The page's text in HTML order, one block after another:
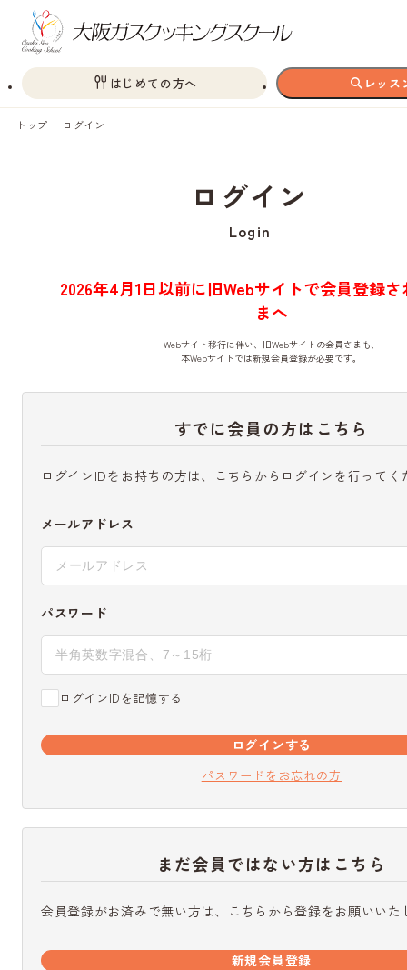
はじめての方へ レッス
トップ ログイン
ログイン
Login
2026年4月1日以前に旧Webサイトで会員登録
まへ
Webサイト移行に伴い、旧Webサイトの会員さまも、
本Webサイトでは新規会員登録が必要です。
すでに会員の方はこちら
ログインIDをお持ちの方は、こちらからログインを行ってく
メールアドレス
パスワード
ログインIDを記憶する
ログインする
パスワードをお忘れの方
まだ会員ではない方はこちら
会員登録がお済みで無い方は、こちらから登録をお願いいた
新規会員登録